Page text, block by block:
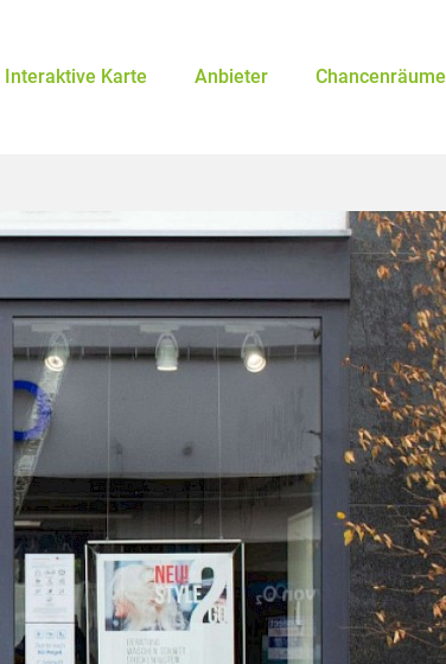
Interaktive Karte Anbieter Chancenräume